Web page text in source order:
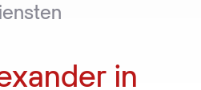
in